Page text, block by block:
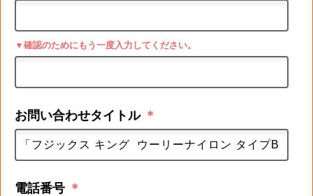
▼確認のためにもう一度入力してください。
お問い合わせタイトル ＊
電話番号 ＊